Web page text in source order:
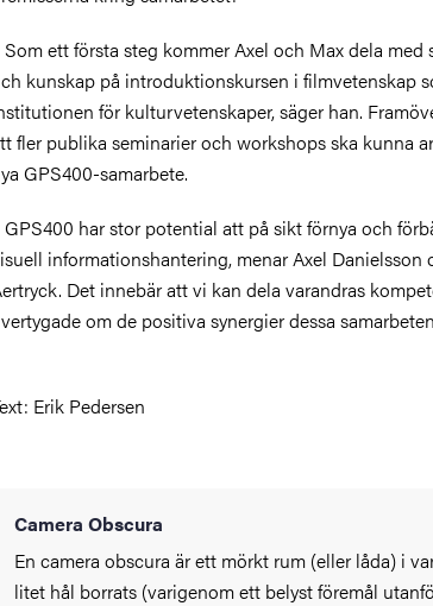
Som ett första steg kommer Axel och Max dela med
kunskap på introduktionskursen i filmvetenskap
för kulturvetenskaper, säger han.
fler publika seminarier och workshops ska kunna
GPS400-samarbete.
GPS400 har stor potential att på sikt förnya och
informationshantering, menar Axel Danielsson
Det innebär att vi kan dela varandras
om de positiva synergier dessa
Erik Pedersen
Camera Obscura
En camera obscura är ett mörkt rum (eller låda) i
litet hål borrats (varigenom ett belyst föremål